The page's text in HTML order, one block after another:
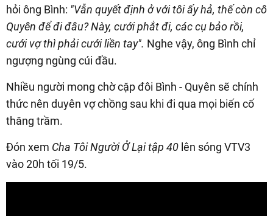
hỏi ông Bình: "Vẫn quyết định ở với tôi ấy hả, thế còn cô
Quyên để đi đâu? Này, cưới phắt đi, các cụ bảo rồi,
cưới vợ thì phải cưới liền tay". Nghe vậy, ông Bình chỉ
ngượng ngùng cúi đầu.
Nhiều người mong chờ cặp đôi Bình - Quyên sẽ chính
thức nên duyên vợ chồng sau khi đi qua mọi biến cố
thăng trầm.
Đón xem Cha Tôi Người Ở Lại tập 40 lên sóng VTV3
vào 20h tối 19/5.